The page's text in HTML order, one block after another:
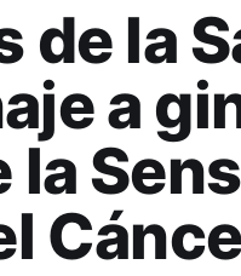
de la
a
la